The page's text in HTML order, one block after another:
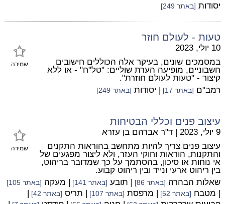
יסודות [באתר 249]
טעות - לעולם חוזר
שמירה
10 יולי, 2023
במסמכים שונים, בעיקר אלה הכוללים חישובים
חשבוניים, מופיעה הערת שוליים: "טל"ח" - או ללא
קיצור - "טעות לעולם חוזרת".
רמב"ם [באתר 17] | יסודות [באתר 249]
עיצוב פנים וכללי הבטיחות
שמירה
9 יולי, 2023 | ד"ר אברהם בן עזרא
עיצוב פנים צריך להיות מתחשב בהוראות התקנים
והתקנות, הוראות וחוקי העזר, ולא ליצור מפגעים של
אי נוחות או סיכון, בהסתמך על כך שמדובר בריהוט,
בין ריהוט ארעי ונייד ובין ריהוט קבוע.
שאלות הבהרה [באתר 86] | תובע [באתר 141] | מעקה [באתר 105]
| מטבח [באתר 52] | מרפסת [באתר 107] | תריס [באתר 42]
|